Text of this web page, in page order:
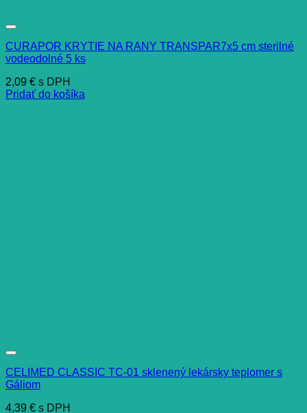
CURAPOR KRYTIE NA RANY TRANSPAR7x5 cm sterilné
vodeodolné 5 ks
2,09 € s DPH
Pridať do košíka
CELIMED CLASSIC TC-01 sklenený lekársky teplomer s
Gáliom
4,39 € s DPH